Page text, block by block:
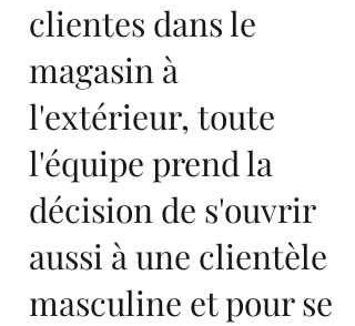
clientes dans le
magasin à
l'extérieur, toute
l'équipe prend la
décision de s'ouvrir
aussi à une clientèle
masculine et pour se